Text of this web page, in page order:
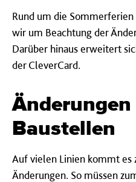
Rund um die
wir um Beachtung der
Darüber hinaus erweitert
der CleverCard.
Änderungen
Baustellen
Auf vielen Linien kommt es
Änderungen. So müssen